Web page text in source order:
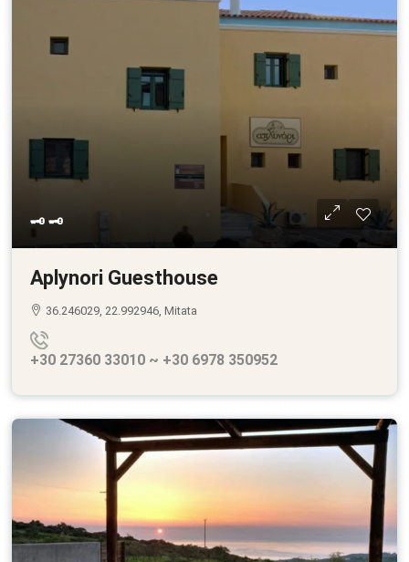
🗝 🗝
Aplynori Guesthouse
36.246029, 22.992946, Mitata
+30 27360 33010 ~ +30 6978 350952